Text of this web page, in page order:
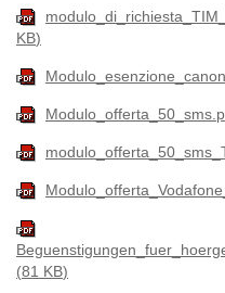
KB
81 KB